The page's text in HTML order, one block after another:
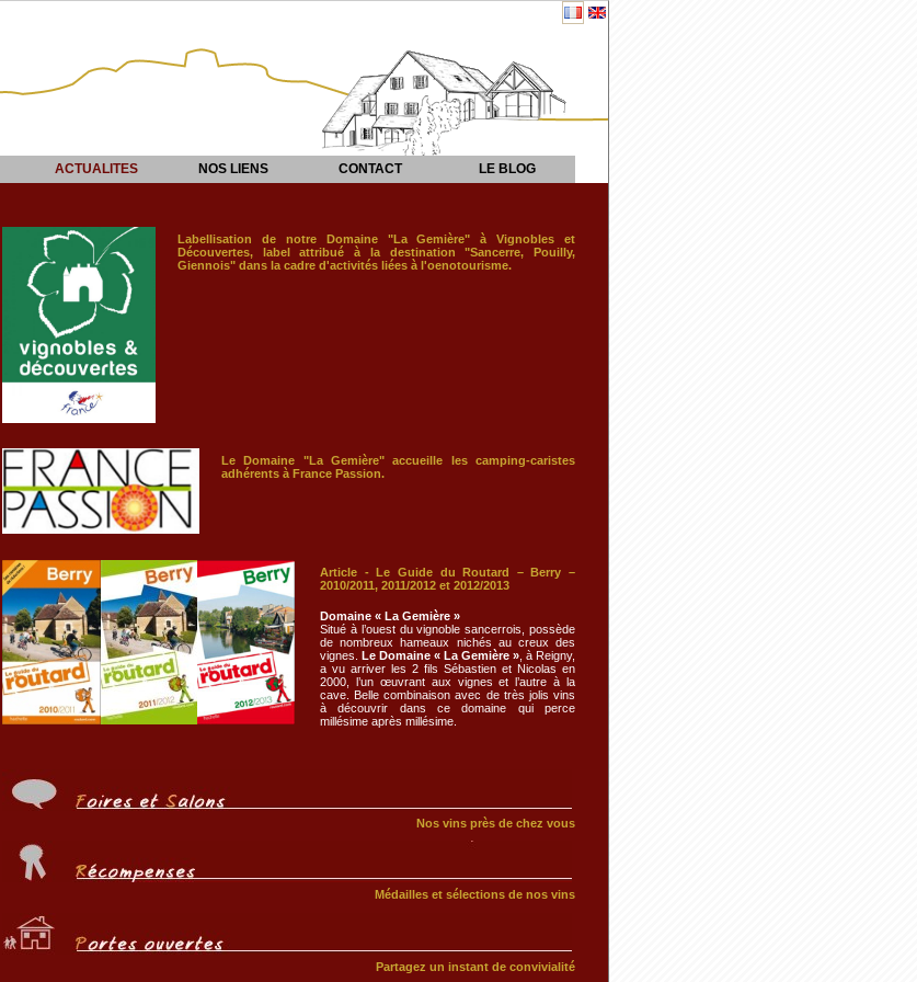
ACTUALITES NOS LIENS CONTACT LE BLOG
Labellisation de notre Domaine "La Gemière" à Vignobles et
Découvertes, label attribué à la destination "Sancerre, Pouilly,
Giennois" dans la cadre d'activités liées à l'oenotourisme.
Le Domaine "La Gemière" accueille les camping-caristes
adhérents à France Passion.
Article - Le Guide du Routard – Berry –
2010/2011, 2011/2012 et 2012/2013
Domaine « La Gemière »
Situé à l’ouest du vignoble sancerrois, possède
de nombreux hameaux nichés au creux des
vignes. Le Domaine « La Gemière » , à Reigny,
a vu arriver les 2 fils Sébastien et Nicolas en
2000, l’un œuvrant aux vignes et l’autre à la
cave. Belle combinaison avec de très jolis vins
à découvrir dans ce domaine qui perce
millésime après millésime.
Nos vins près de chez vous
Médailles et sélections de nos vins
Partagez un instant de convivialité